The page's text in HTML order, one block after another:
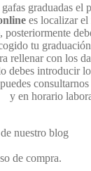
graduadas el
es localizar el
posteriormente
tu
rellenar con los
debes introducir
y en horario
nuestro blog
de compra.